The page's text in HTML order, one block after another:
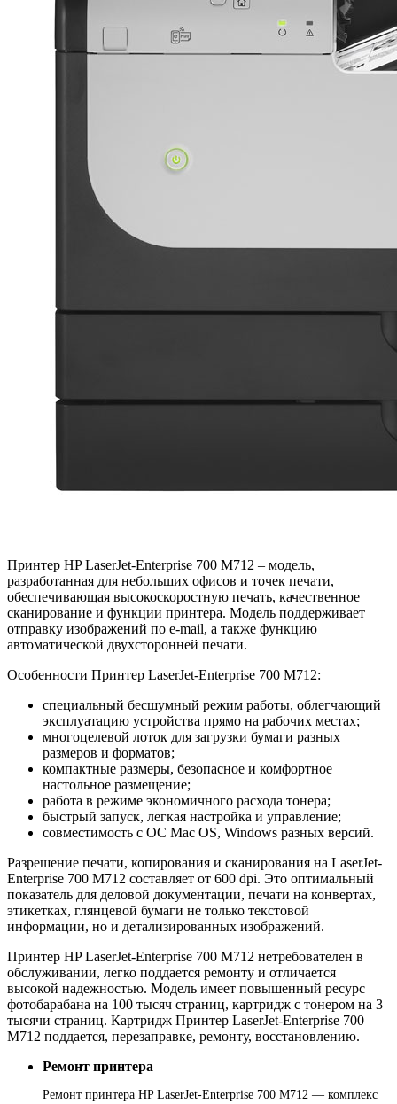
Принтер HP LaserJet-Enterprise 700 M712 – модель,
разработанная для небольших офисов и точек печати,
обеспечивающая высокоскоростную печать, качественное
сканирование и функции принтера. Модель поддерживает
отправку изображений по e-mail, а также функцию
автоматической двухсторонней печати.
Особенности Принтер LaserJet-Enterprise 700 M712:
специальный бесшумный режим работы, облегчающий
эксплуатацию устройства прямо на рабочих местах;
многоцелевой лоток для загрузки бумаги разных
размеров и форматов;
компактные размеры, безопасное и комфортное
настольное размещение;
работа в режиме экономичного расхода тонера;
быстрый запуск, легкая настройка и управление;
совместимость с ОС Mac OS, Windows разных версий.
Разрешение печати, копирования и сканирования на LaserJet-
Enterprise 700 M712 составляет от 600 dpi. Это оптимальный
показатель для деловой документации, печати на конвертах,
этикетках, глянцевой бумаги не только текстовой
информации, но и детализированных изображений.
Принтер HP LaserJet-Enterprise 700 M712 нетребователен в
обслуживании, легко поддается ремонту и отличается
высокой надежностью. Модель имеет повышенный ресурс
фотобарабана на 100 тысяч страниц, картридж с тонером на 3
тысячи страниц. Картридж Принтер LaserJet-Enterprise 700
M712 поддается, перезаправке, ремонту, восстановлению.
Ремонт принтера
Ремонт принтера HP LaserJet-Enterprise 700 M712 — комплекс